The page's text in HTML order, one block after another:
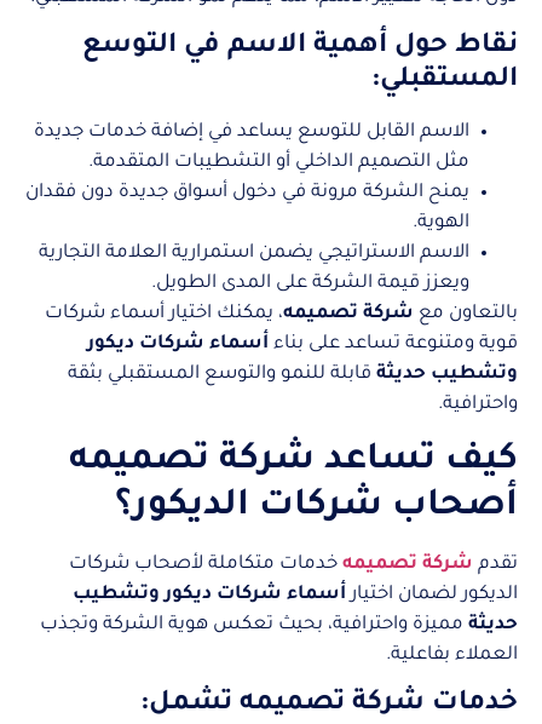
نقاط حول أهمية الاسم في التوسع
المستقبلي:
الاسم القابل للتوسع يساعد في إضافة خدمات جديدة
مثل التصميم الداخلي أو التشطيبات المتقدمة.
يمنح الشركة مرونة في دخول أسواق جديدة دون فقدان
الهوية.
الاسم الاستراتيجي يضمن استمرارية العلامة التجارية
ويعزز قيمة الشركة على المدى الطويل.
بالتعاون مع شركة تصميمه، يمكنك اختيار أسماء شركات
قوية ومتنوعة تساعد على بناء أسماء شركات ديكور
وتشطيب حديثة قابلة للنمو والتوسع المستقبلي بثقة
واحترافية.
كيف تساعد شركة تصميمه
أصحاب شركات الديكور؟
تقدم شركة تصميمه خدمات متكاملة لأصحاب شركات
الديكور لضمان اختيار أسماء شركات ديكور وتشطيب
حديثة مميزة واحترافية، بحيث تعكس هوية الشركة وتجذب
العملاء بفاعلية.
خدمات شركة تصميمه تشمل: